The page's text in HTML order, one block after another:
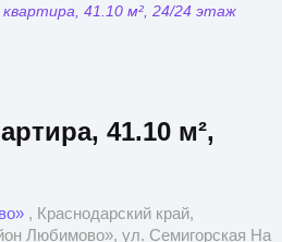
41.10 м², 24/24 этаж
41.10 м²,
, Краснодарский край,
Любимово», ул. Семигорская На